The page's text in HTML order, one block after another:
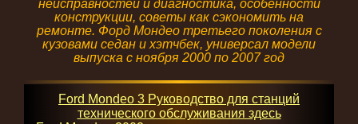
неисправностей и диагностика, особенности
конструкции, советы как сэкономить на
ремонте. Форд Мондео третьего поколения с
кузовами седан и хэтчбек, универсал модели
выпуска с ноября 2000 по 2007 год
Ford Mondeo 3 Руководство для станций
технического обслуживания здесь